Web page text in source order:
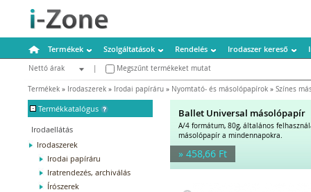
Termékek Szolgáltatások Rendelés Irodaszer kereső
Nettó árak
Megszűnt termékeket mutat
Termékek » Irodaszerek » Irodai papíráru » Nyomtató- és másolópapírok » Színes
- Termékkatalógus
Irodaellátás
Irodaszerek
Irodai papíráru
Iratrendezés, archiválás
Írószerek
Ballet Universal másolópapír
A/4 formátum, 80g, általános
másolópapír a mindennapokra.
» 458,66 Ft